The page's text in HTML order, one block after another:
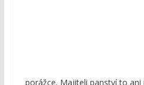
porážce. Majiteli panství to